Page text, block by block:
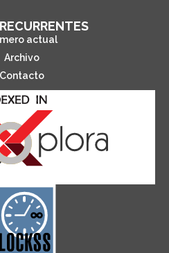
actual
Archivo
Contacto
is a dak archive that
long-term survival
based scholary
governed by and for
stakeholders.